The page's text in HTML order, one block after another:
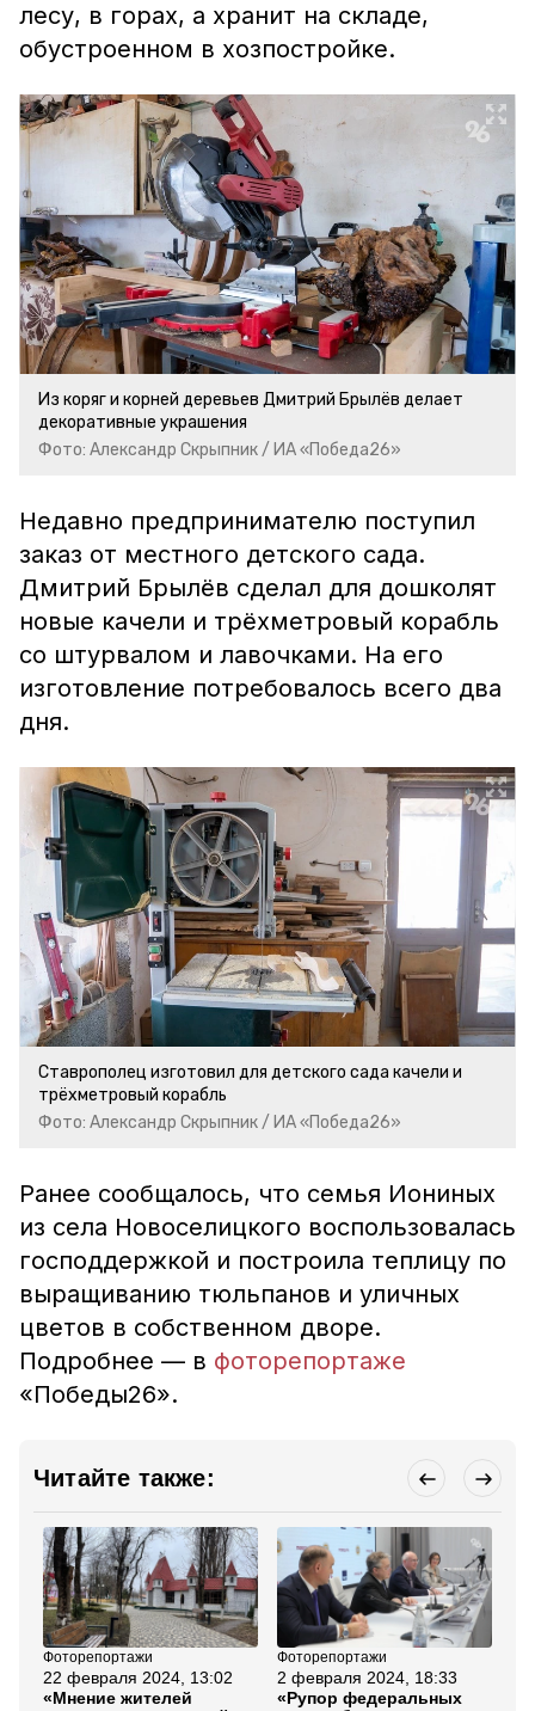
лесу, в горах, а хранит на складе,
обустроенном в хозпостройке.
Из коряг и корней деревьев Дмитрий Брылёв делает
декоративные украшения
Фото: Александр Скрыпник / ИА «Победа26»
Недавно предпринимателю поступил
заказ от местного детского сада.
Дмитрий Брылёв сделал для дошколят
новые качели и трёхметровый корабль
со штурвалом и лавочками. На его
изготовление потребовалось всего два
дня.
Ставрополец изготовил для детского сада качели и
трёхметровый корабль
Фото: Александр Скрыпник / ИА «Победа26»
Ранее сообщалось, что семья Иониных
из села Новоселицкого воспользовалась
господдержкой и построила теплицу по
выращиванию тюльпанов и уличных
цветов в собственном дворе.
Подробнее — в фоторепортаже
«Победы26».
Читайте также:
Фоторепортажи
22 февраля 2024, 13:02
«Мнение жителей
Фоторепортажи
2 февраля 2024, 18:33
«Рупор федеральных